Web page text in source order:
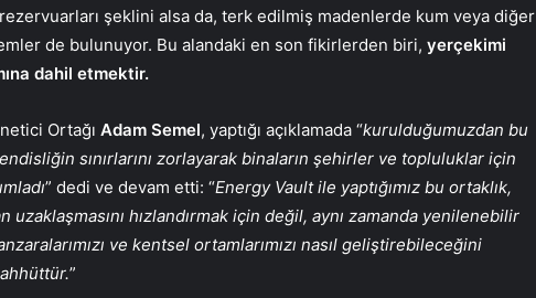
şeklini alsa da, terk edilmiş madenlerde kum veya diğer
de bulunuyor. Bu alandaki en son fikirlerden biri, yerçekimi
dahil etmektir.
Ortağı Adam Semel, yaptığı açıklamada “kurulduğumuzdan bu
sınırlarını zorlayarak binaların şehirler ve topluluklar için
” dedi ve devam etti: “Energy Vault ile yaptığımız bu ortaklık,
uzaklaşmasını hızlandırmak için değil, aynı zamanda yenilenebilir
ve kentsel ortamlarımızı nasıl geliştirebileceğini
”